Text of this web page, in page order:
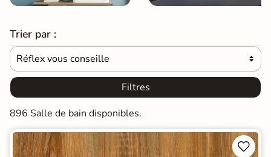
Trier par :
Réflex vous conseille 
Filtres
896 Salle de bain disponibles.

